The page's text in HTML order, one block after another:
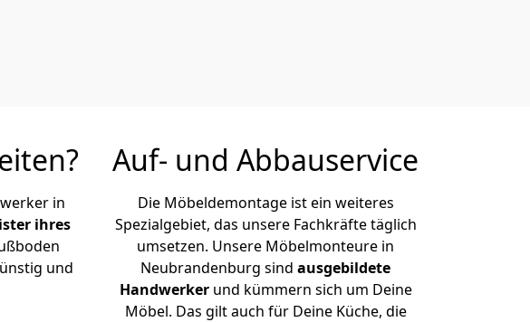
in
ihres
und
Auf- und Abbauservice
Die Möbeldemontage ist ein weiteres
Spezialgebiet, das unsere Fachkräfte täglich
umsetzen. Unsere Möbelmonteure in
Neubrandenburg sind ausgebildete
Handwerker und kümmern sich um Deine
Möbel. Das gilt auch für Deine Küche, die